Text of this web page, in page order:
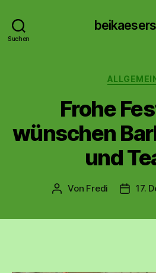
Suchen
Frohe
wünschen
und
Beitragsautor
Von Fredi 17.